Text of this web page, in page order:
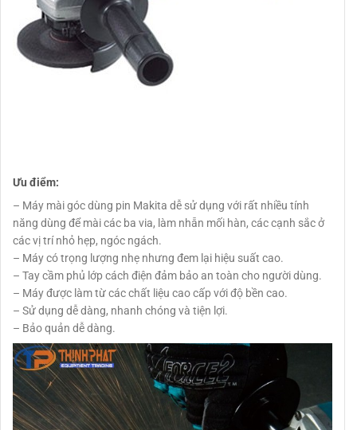
Ưu điểm:
– Máy mài góc dùng pin Makita dễ sử dụng với rất nhiều tính
năng dùng để mài các ba via, làm nhẵn mối hàn, các cạnh sắc ở
các vị trí nhỏ hẹp, ngóc ngách.
– Máy có trọng lượng nhẹ nhưng đem lại hiệu suất cao.
– Tay cầm phủ lớp cách điện đảm bảo an toàn cho người dùng.
– Máy được làm từ các chất liệu cao cấp với độ bền cao.
– Sử dụng dễ dàng, nhanh chóng và tiện lợi.
– Bảo quản dễ dàng.